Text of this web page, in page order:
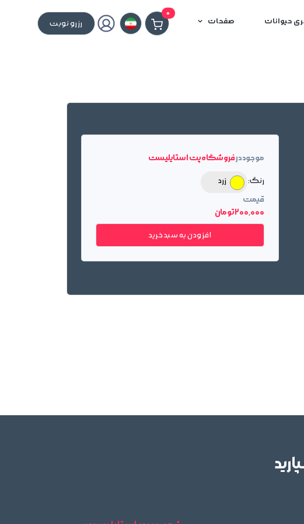
0
رزرو نوبت حیوانات صفحات
موجود درفروشگاه پت استایلیست
رنگ: زرد
قیمت
200٬000 تومان
افزودن به سبد خرید